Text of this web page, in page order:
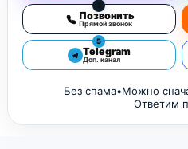
3
Позвонить
Прямой звонок
5
Telegram
Доп. канал
Без спама•Можно
Ответим